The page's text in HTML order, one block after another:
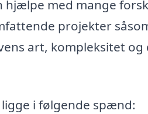
hjælpe med mange
projekter
art, kompleksitet og
i følgende spænd: